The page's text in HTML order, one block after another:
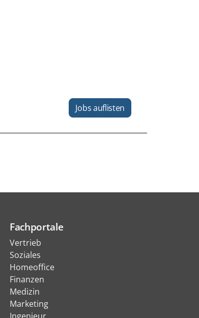
Jobs auflisten
Fachportale
Vertrieb
Soziales
Homeoffice
Finanzen
Medizin
Marketing